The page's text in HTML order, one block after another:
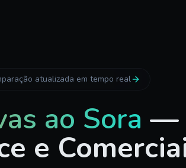
atualizada em tempo real
ao Sora —
e